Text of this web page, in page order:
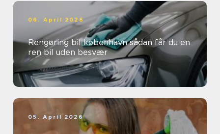
06. April 2026
Rengøring bil københavn sådan får du en
ren bil uden besvær
05. April 2026